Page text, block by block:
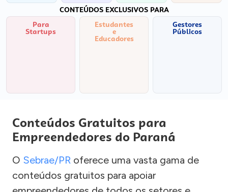
CONTEÚDOS EXCLUSIVOS PARA
Para
Startups
Estudantes
e
Educadores
Gestores
Públicos
Conteúdos Gratuitos para
Empreendedores do Paraná
O Sebrae/PR oferece uma vasta gama de
conteúdos gratuitos para apoiar